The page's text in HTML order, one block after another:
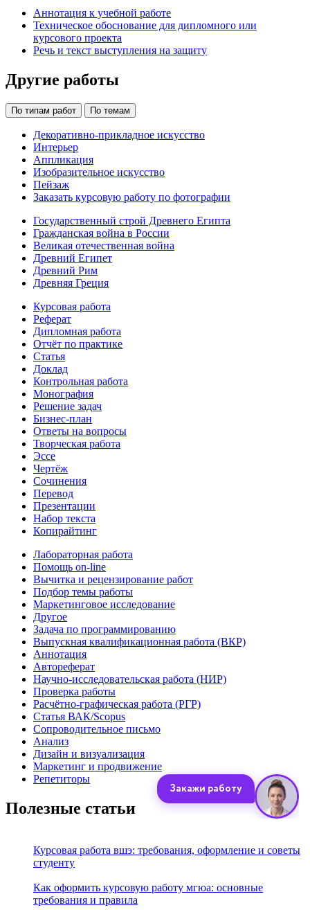
Аннотация к учебной работе
Техническое обоснование для дипломного или
курсового проекта
Речь и текст выступления на защиту
Другие работы
По типам работ По темам
Декоративно-прикладное искусство
Интерьер
Аппликация
Изобразительное искусство
Пейзаж
Заказать курсовую работу по фотографии
Государственный строй Древнего Египта
Гражданская война в России
Великая отечественная война
Древний Египет
Древний Рим
Древняя Греция
Курсовая работа
Реферат
Дипломная работа
Отчёт по практике
Статья
Доклад
Контрольная работа
Монография
Решение задач
Бизнес-план
Ответы на вопросы
Творческая работа
Эссе
Чертёж
Сочинения
Перевод
Презентации
Набор текста
Копирайтинг
Лабораторная работа
Помощь on-line
Вычитка и рецензирование работ
Подбор темы работы
Маркетинговое исследование
Другое
Задача по программированию
Выпускная квалификационная работа (ВКР)
Аннотация
Автореферат
Научно-исследовательская работа (НИР)
Проверка работы
Расчётно-графическая работа (РГР)
Статья ВАК/Scopus
Сопроводительное письмо
Анализ
Дизайн и визуализация
Маркетинг и продвижение
Репетиторы
Полезные статьи
Курсовая работа вшэ: требования, оформление и советы
студенту
Как оформить курсовую работу мгюа: основные
требования и правила